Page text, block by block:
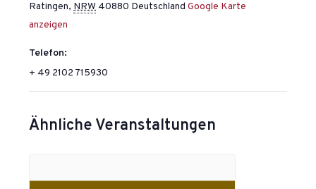
Ratingen, NRW 40880 Deutschland Google Karte
anzeigen
Telefon:
+ 49 2102 715930
Ähnliche Veranstaltungen